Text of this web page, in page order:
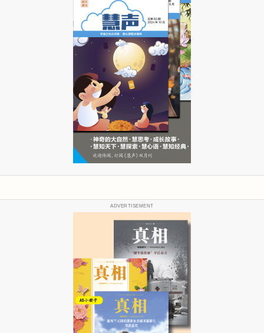
ADVERTISEMENT